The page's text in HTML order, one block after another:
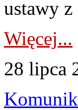
ustawy
Więcej...
28 lipca